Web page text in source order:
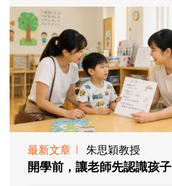
最新文章 朱思穎教授
開學前，讓老師先認識孩子